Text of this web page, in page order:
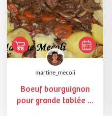
martine_mecoli
Boeuf bourguignon
pour grande tablée ...